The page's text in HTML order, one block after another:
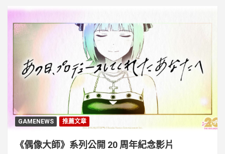
GAMENEWS 推薦文章
《偶像大師》系列公開 20 周年紀念影片